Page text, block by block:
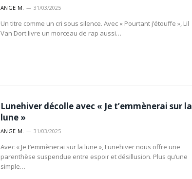
ANGE M. 31/03/2025
Un titre comme un cri sous silence. Avec « Pourtant j’étouffe », Lil
Van Dort livre un morceau de rap aussi…
Lunehiver décolle avec « Je t’emmènerai sur la
lune »
ANGE M. 31/03/2025
Avec « Je t’emmènerai sur la lune », Lunehiver nous offre une
parenthèse suspendue entre espoir et désillusion. Plus qu’une
simple…